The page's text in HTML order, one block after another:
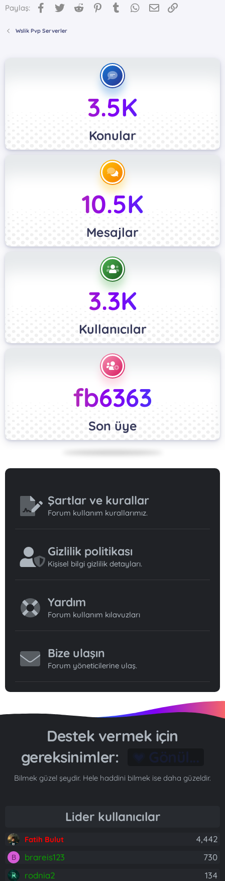
Paylaş: Facebook
Twitter Reddit PinterestTumblr WhatsApp
E-posta
Wslik Pvp Serverler
3.5K
Konular
10.5K
Mesajlar
3.3K
Kullanıcılar
fb6363
Son üye
Şartlar ve kurallar
Forum kullanım kurallarımız.
Gizlilik politikası
Kişisel bilgi gizlilik detayları.
Yardım
Forum kullanım kılavuzları
Bize ulaşın
Forum yöneticilerine ulaş.
Destek vermek için
gereksinimler:
Bilmek güzel şeydir. Hele haddini bilmek ise daha güzeldir.
Lider kullanıcılar
Fatih Bulut 4,442
B brareis123
730
rodnia2
134